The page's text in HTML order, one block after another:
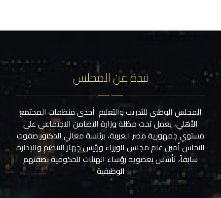
نبذة عن المجلس
المجلس الوطني للتدريب والتعليم أحدي منظمات المجتمع
الأهلي، يعمل تحت مظلة وزارة التضامن الاجتماعي على
مستوي جمهورية مصر العربية، برئاسة معالي الدكتور صفوت
النحاس أمين عام مجلس الوزراء ورئيس جهاز التنظيم والإدارة
سابقاً، تأسس بعضوية رؤساء الهيئات الحكومية بصفتهم
الوظيفية